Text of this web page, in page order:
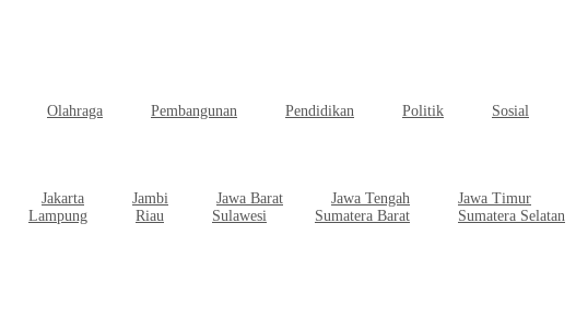
Olahraga Pembangunan Pendidikan Politik Sosial
Jakarta Jambi Jawa Barat Jawa Tengah Jawa Timur
Lampung Riau Sulawesi Sumatera Barat Sumatera Selatan